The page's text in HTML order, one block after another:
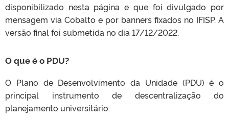
disponibilizado nesta página e que foi divulgado por
mensagem via Cobalto e por banners fixados no IFISP. A
versão final foi submetida no dia 17/12/2022.
O que é o PDU?
O Plano de Desenvolvimento da Unidade (PDU) é o
principal instrumento de descentralização do
planejamento universitário.